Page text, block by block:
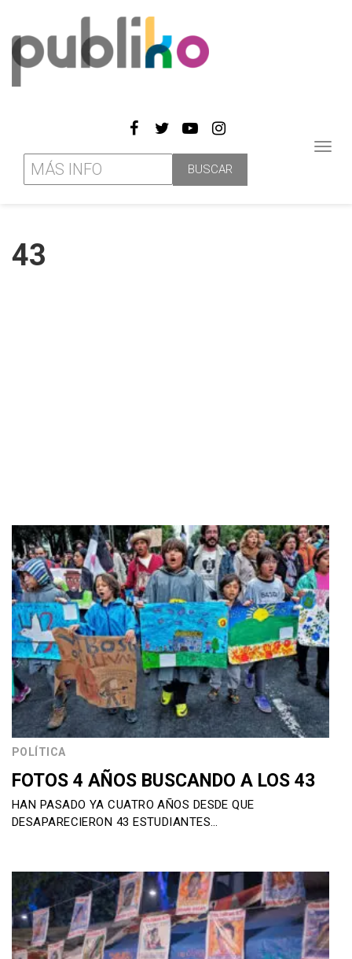
43
POLÍTICA
FOTOS 4 AÑOS BUSCANDO A LOS 43
HAN PASADO YA CUATRO AÑOS DESDE QUE
DESAPARECIERON 43 ESTUDIANTES…